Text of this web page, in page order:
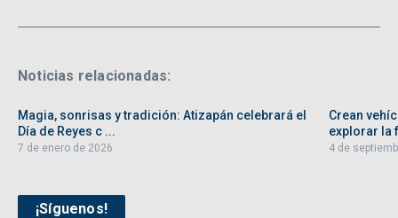
Noticias relacionadas:
Magia, sonrisas y tradición: Atizapán celebrará el
Día de Reyes c ...
7 de enero de 2026
Crean
explorar la
4 de
¡Síguenos!